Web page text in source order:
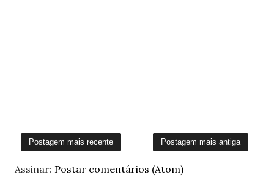
Postagem mais recente Postagem mais antiga
Assinar: Postar comentários (Atom)